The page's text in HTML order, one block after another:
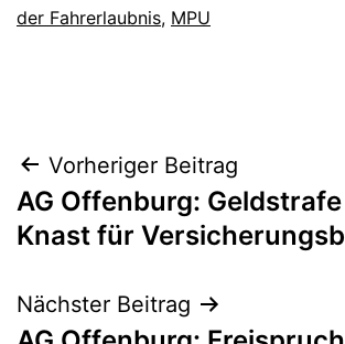
der Fahrerlaubnis, MPU
Vorheriger Beitrag
AG Offenburg:
Knast für
Nächster Beitrag